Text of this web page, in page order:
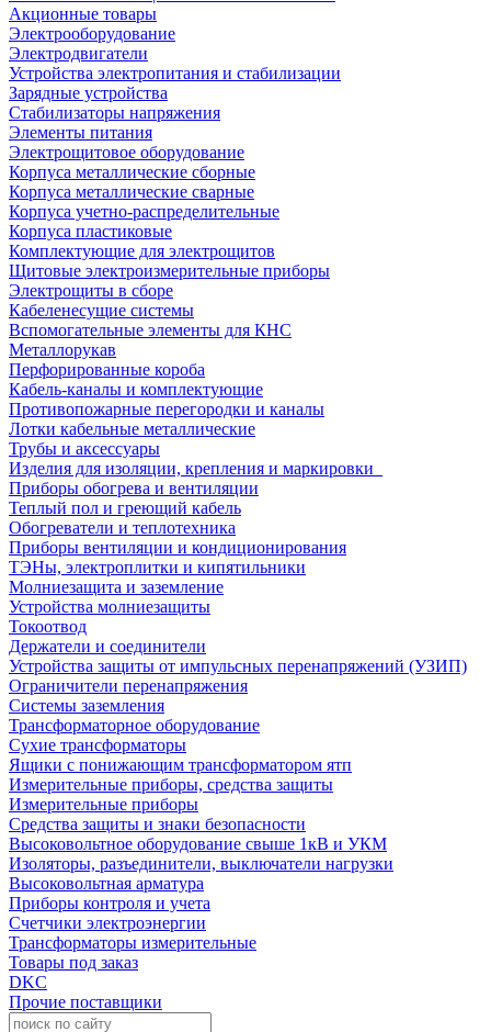
Акционные товары
Электрооборудование
Электродвигатели
Устройства электропитания и стабилизации
Зарядные устройства
Стабилизаторы напряжения
Элементы питания
Электрощитовое оборудование
Корпуса металлические сборные
Корпуса металлические сварные
Корпуса учетно-распределительные
Корпуса пластиковые
Комплектующие для электрощитов
Щитовые электроизмерительные приборы
Электрощиты в сборе
Кабеленесущие системы
Вспомогательные элементы для КНС
Металлорукав
Перфорированные короба
Кабель-каналы и комплектующие
Противопожарные перегородки и каналы
Лотки кабельные металлические
Трубы и аксессуары
Изделия для изоляции, крепления и маркировки
Приборы обогрева и вентиляции
Теплый пол и греющий кабель
Обогреватели и теплотехника
Приборы вентиляции и кондиционирования
ТЭНы, электроплитки и кипятильники
Молниезащита и заземление
Устройства молниезащиты
Токоотвод
Держатели и соединители
Устройства защиты от импульсных перенапряжений (УЗИП)
Ограничители перенапряжения
Системы заземления
Трансформаторное оборудование
Сухие трансформаторы
Ящики с понижающим трансформатором ятп
Измерительные приборы, средства защиты
Измерительные приборы
Средства защиты и знаки безопасности
Высоковольтное оборудование свыше 1кВ и УКМ
Изоляторы, разъединители, выключатели нагрузки
Высоковольтная арматура
Приборы контроля и учета
Счетчики электроэнергии
Трансформаторы измерительные
Товары под заказ
DKC
Прочие поставщики